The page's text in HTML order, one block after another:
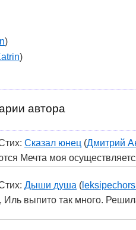
)
)
автора
Сказал юнец (Дмитрий
Мечта моя
Дыши душа (
Иль выпито так много.